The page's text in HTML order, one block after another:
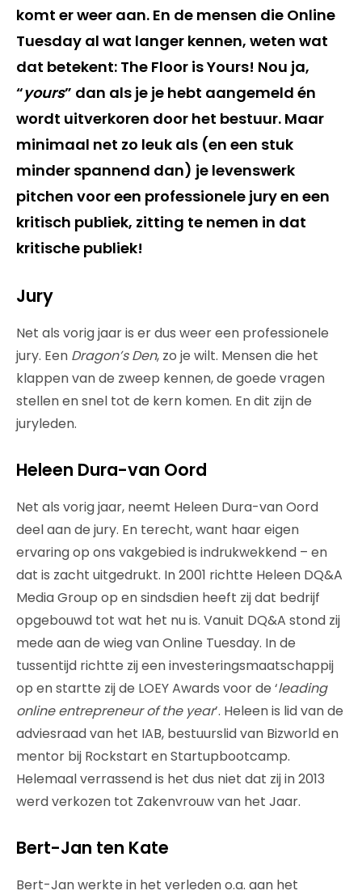
komt er weer aan. En de mensen die Online
Tuesday al wat langer kennen, weten wat
dat betekent: The Floor is Yours! Nou ja,
“yours” dan als je je hebt aangemeld én
wordt uitverkoren door het bestuur. Maar
minimaal net zo leuk als (en een stuk
minder spannend dan) je levenswerk
pitchen voor een professionele jury en een
kritisch publiek, zitting te nemen in dat
kritische publiek!
Jury
Net als vorig jaar is er dus weer een professionele
jury. Een Dragon’s Den, zo je wilt. Mensen die het
klappen van de zweep kennen, de goede vragen
stellen en snel tot de kern komen. En dit zijn de
juryleden.
Heleen Dura-van Oord
Net als vorig jaar, neemt Heleen Dura-van Oord
deel aan de jury. En terecht, want haar eigen
ervaring op ons vakgebied is indrukwekkend – en
dat is zacht uitgedrukt. In 2001 richtte Heleen DQ&A
Media Group op en sindsdien heeft zij dat bedrijf
opgebouwd tot wat het nu is. Vanuit DQ&A stond zij
mede aan de wieg van Online Tuesday. In de
tussentijd richtte zij een investeringsmaatschappij
op en startte zij de LOEY Awards voor de ‘leading
online entrepreneur of the year’. Heleen is lid van de
adviesraad van het IAB, bestuurslid van Bizworld en
mentor bij Rockstart en Startupbootcamp.
Helemaal verrassend is het dus niet dat zij in 2013
werd verkozen tot Zakenvrouw van het Jaar.
Bert-Jan ten Kate
Bert-Jan werkte in het verleden o.a. aan het